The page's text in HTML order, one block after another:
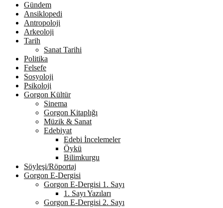
Gündem
Ansiklopedi
Antropoloji
Arkeoloji
Tarih
Sanat Tarihi
Politika
Felsefe
Sosyoloji
Psikoloji
Gorgon Kültür
Sinema
Gorgon Kitaplığı
Müzik & Sanat
Edebiyat
Edebi İncelemeler
Öykü
Bilimkurgu
Söyleşi/Röportaj
Gorgon E-Dergisi
Gorgon E-Dergisi 1. Sayı
1. Sayı Yazıları
Gorgon E-Dergisi 2. Sayı